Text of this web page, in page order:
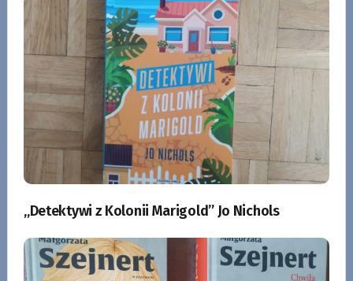
„Detektywi z Kolonii Marigold” Jo Nichols